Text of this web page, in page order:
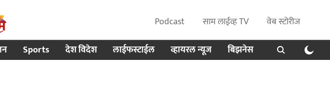
Podcast साम लाईव्ह TV
वेब स्टोरीज
Sports देश विदेश लाईफस्टाईल व्हायरल न्यूज बिझनेस